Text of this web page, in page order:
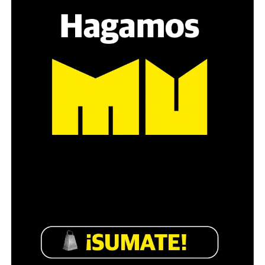
mamá de Lucía Pérez
“Estamos como el día 1”. La frase de la madre de la joven
asesinada en 2016 remite a aquel año: cuando
es a través del interrogante, que puedan encarnar la
pregunta», comparte Gonzalo, de 41 años.